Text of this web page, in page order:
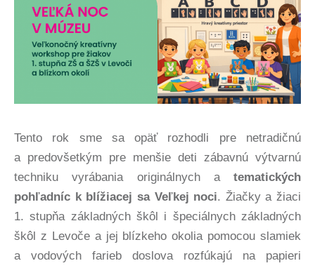
Tento rok sme sa opäť rozhodli pre netradičnú
a predovšetkým pre menšie deti zábavnú výtvarnú
techniku vyrábania originálnych a tematických
pohľadníc k blížiacej sa Veľkej noci. Žiačky a žiaci
1. stupňa základných škôl i špeciálnych základných
škôl z Levoče a jej blízkeho okolia pomocou slamiek
a vodových farieb doslova rozfúkajú na papieri